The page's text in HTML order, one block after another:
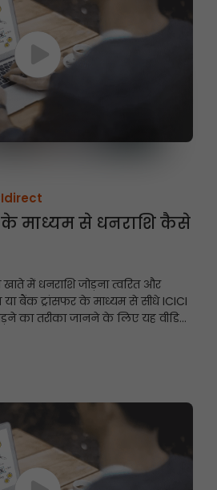
के माध्यम से धनराशि कैसे
में धनराशि जोड़ना त्वरित और
बैंक ट्रांसफर के माध्यम से सीधे ICICI
का तरीका जानने के लिए यह वीडियो